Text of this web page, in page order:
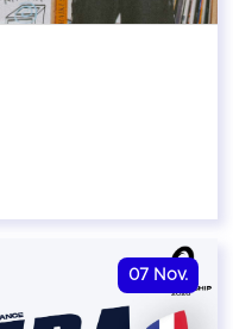
07 Nov.